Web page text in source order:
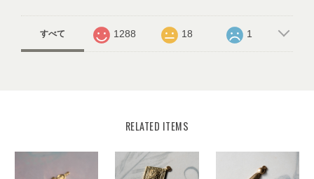
すべて 1288 18 1
RELATED ITEMS